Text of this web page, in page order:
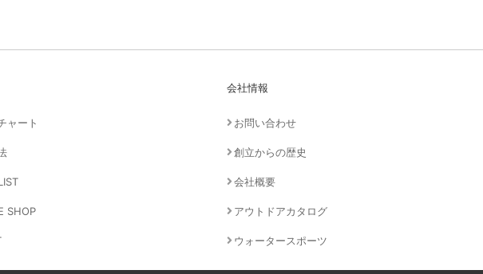
ャート
SHOP
会社情報
お問い合わせ
創立からの歴史
会社概要
アウトドアカタログ
ウォータースポーツ